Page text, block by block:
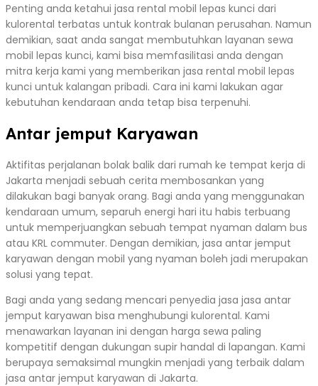
Penting anda ketahui jasa rental mobil lepas kunci dari
kulorental terbatas untuk kontrak bulanan perusahan. Namun
demikian, saat anda sangat membutuhkan layanan sewa
mobil lepas kunci, kami bisa memfasilitasi anda dengan
mitra kerja kami yang memberikan jasa rental mobil lepas
kunci untuk kalangan pribadi. Cara ini kami lakukan agar
kebutuhan kendaraan anda tetap bisa terpenuhi.
Antar jemput Karyawan
Aktifitas perjalanan bolak balik dari rumah ke tempat kerja di
Jakarta menjadi sebuah cerita membosankan yang
dilakukan bagi banyak orang. Bagi anda yang menggunakan
kendaraan umum, separuh energi hari itu habis terbuang
untuk memperjuangkan sebuah tempat nyaman dalam bus
atau KRL commuter. Dengan demikian, jasa antar jemput
karyawan dengan mobil yang nyaman boleh jadi merupakan
solusi yang tepat.
Bagi anda yang sedang mencari penyedia jasa jasa antar
jemput karyawan bisa menghubungi kulorental. Kami
menawarkan layanan ini dengan harga sewa paling
kompetitif dengan dukungan supir handal di lapangan. Kami
berupaya semaksimal mungkin menjadi yang terbaik dalam
jasa antar jemput karyawan di Jakarta.